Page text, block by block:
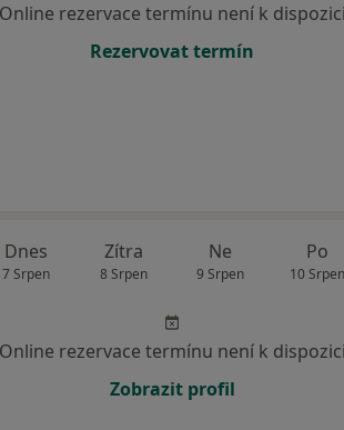
Online rezervace termínu není k dispozici
Rezervovat termín
Dnes
7 Srpen
Zítra
8 Srpen
Ne
9 Srpen
Po
10 Srpen
Online rezervace termínu není k dispozici
Zobrazit profil